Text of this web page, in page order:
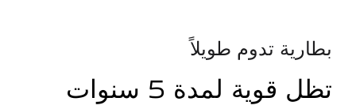
بطارية تدوم طويلاً
تظل قوية لمدة 5 سنوات